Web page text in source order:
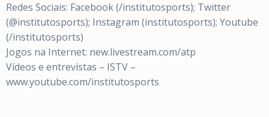
Redes Sociais: Facebook (/institutosports); Twitter
(@institutosports); Instagram (institutosports); Youtube
(/institutosports)
Jogos na Internet: new.livestream.com/atp
Vídeos e entrevistas – ISTV –
www.youtube.com/institutosports